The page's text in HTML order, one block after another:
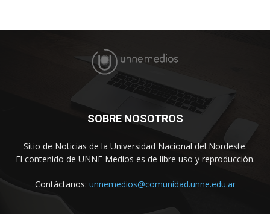
SOBRE NOSOTROS
Sitio de Noticias de la Universidad Nacional del Nordeste.
El contenido de UNNE Medios es de libre uso y reproducción.
Contáctanos: unnemedios@comunidad.unne.edu.ar